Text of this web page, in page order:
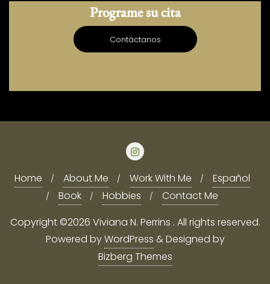
Programe su cita
Contáctanos
Home About Me Work With Me
Español
Book
Hobbies
Contact Me
Copyright ©2026 Viviana N. Perrins . All rights reserved.
Powered byWordPress &Designed by
Bizberg Themes